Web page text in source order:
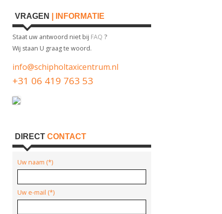
VRAGEN | INFORMATIE
Staat uw antwoord niet bij FAQ ?
Wij staan U graag te woord.
info@schipholtaxicentrum.nl
+31 06 419 763 53
DIRECT CONTACT
Uw naam (*)
Uw e-mail (*)